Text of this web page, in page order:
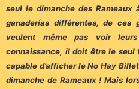
seul le dimanche des Rameaux
ganaderías différentes, de ces
veulent même pas voir
connaissance, il doit être le seul
capable d’afficher le No Hay
dimanche de Rameaux ! Mais